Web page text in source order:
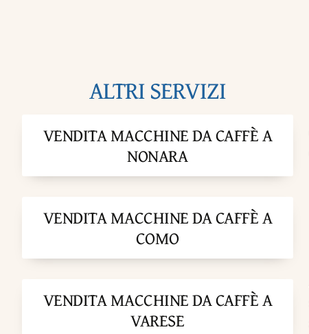
ALTRI SERVIZI
VENDITA MACCHINE DA CAFFÈ A
NONARA
VENDITA MACCHINE DA CAFFÈ A
COMO
VENDITA MACCHINE DA CAFFÈ A
VARESE